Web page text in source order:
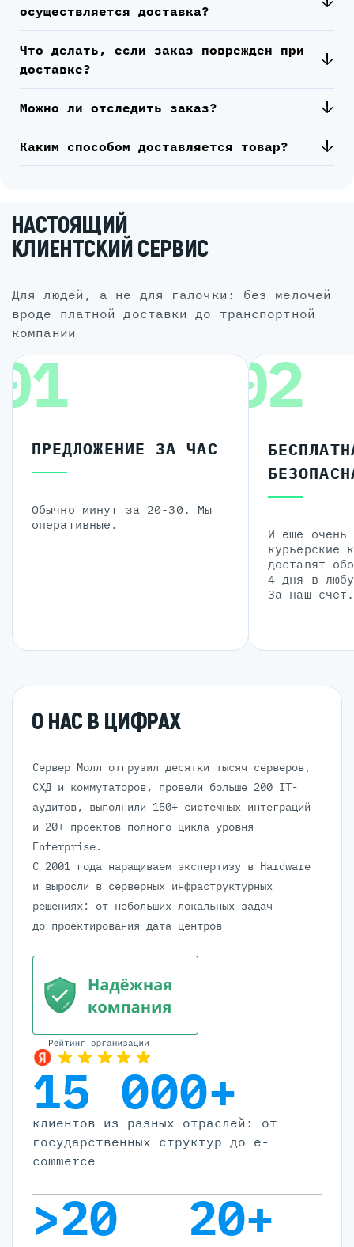
осуществляется доставка?
Что делать, если заказ поврежден при
доставке?
Можно ли отследить заказ?
Каким способом доставляется товар?
НАСТОЯЩИЙ
КЛИЕНТСКИЙ СЕРВИС
для людей, а не для галочки: без мелочей
вроде платной доставки до транспортной
компании
ПРЕДЛОЖЕНИЕ ЗА ЧАС
Обычно минут за 20-30. Мы
оперативные.
02
И еще очень
курьерские
доставят
4 дня в
За наш счет.
О НАС В ЦИФРАХ
Сервер Молл отгрузил десятки тысяч серверов,
СХД и коммутаторов, провели больше 200 IT-
аудитов, выполнили 150+ системных интеграций
и 20+ проектов полного цикла уровня
Enterprise.
С 2001 года наращиваем экспертизу в Hardware
и выросли в серверных инфраструктурных
решениях: от небольших локальных задач
до проектирования дата-центров
15 000+
клиентов из разных отраслей: от
государственных структур до e-
commerce
>20 20+